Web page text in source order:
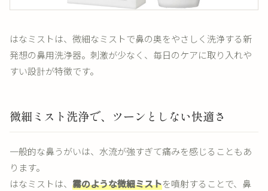
はなミストは、微細なミストで鼻の奥をやさしく洗浄する新
発想の鼻用洗浄器。刺激が少なく、毎日のケアに取り入れや
すい設計が特徴です。
微細ミスト洗浄で、ツーンとしない快適さ
一般的な鼻うがいは、水流が強すぎて痛みを感じることもあ
ります。
はなミストは、 霧のような微細ミストを噴射することで、鼻